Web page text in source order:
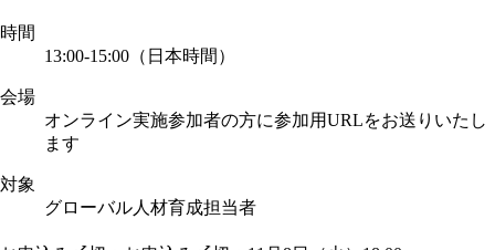
時間
13:00-15:00（日本時間）
会場
オンライン実施参加者の方に参加用URLをお送りいたし
ます
対象
グローバル人材育成担当者